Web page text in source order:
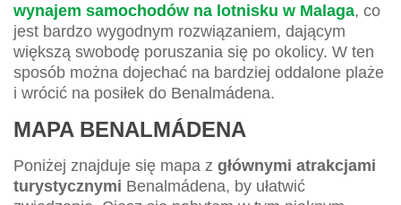
wynajem samochodów na lotnisku w Malaga, co
jest bardzo wygodnym rozwiązaniem, dającym
większą swobodę poruszania się po okolicy. W ten
sposób można dojechać na bardziej oddalone plaże
i wrócić na posiłek do Benalmádena.
MAPA BENALMÁDENA
Poniżej znajduje się mapa z głównymi atrakcjami
turystycznymi Benalmádena, by ułatwić